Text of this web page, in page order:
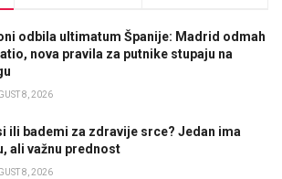
odbila ultimatum Španije: Madrid odmah
nova pravila za putnike stupaju na
8, 2026
ili bademi za zdravije srce? Jedan ima
ali važnu prednost
8, 2026